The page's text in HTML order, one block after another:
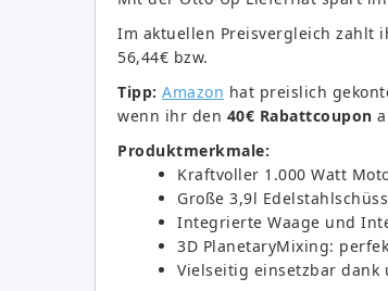
Im aktuellen Preisvergleich zahlt
56,44€ bzw.
Tipp: Amazon hat preislich
wenn ihr den 40€ Rabattcoupon
Produktmerkmale:
Kraftvoller 1.000 Watt
Große 3,9l
Integrierte Waage und
3D PlanetaryMixing:
Vielseitig einsetzbar dank